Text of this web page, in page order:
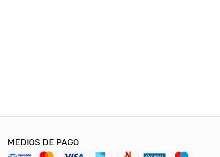
MEDIOS DE PAGO